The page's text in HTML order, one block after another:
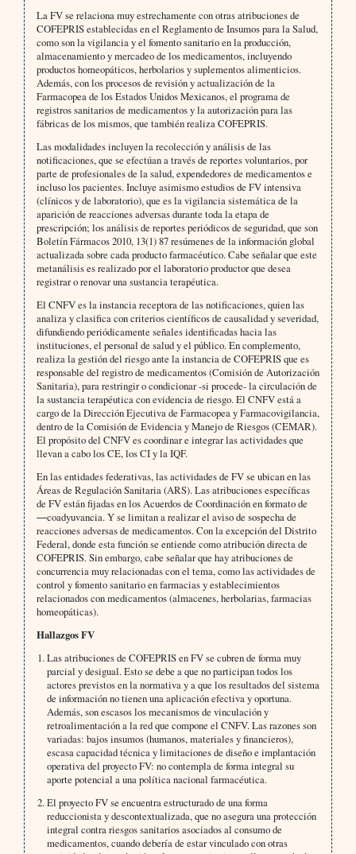
La FV se relaciona muy estrechamente con otras atribuciones de
COFEPRIS establecidas en el Reglamento de Insumos para la Salud,
como son la vigilancia y el fomento sanitario en la producción,
almacenamiento y mercadeo de los medicamentos, incluyendo
productos homeopáticos, herbolarios y suplementos alimenticios.
Además, con los procesos de revisión y actualización de la
Farmacopea de los Estados Unidos Mexicanos, el programa de
registros sanitarios de medicamentos y la autorización para las
fábricas de los mismos, que también realiza COFEPRIS.
Las modalidades incluyen la recolección y análisis de las
notificaciones, que se efectúan a través de reportes voluntarios, por
parte de profesionales de la salud, expendedores de medicamentos e
incluso los pacientes. Incluye asimismo estudios de FV intensiva
(clínicos y de laboratorio), que es la vigilancia sistemática de la
aparición de reacciones adversas durante toda la etapa de
prescripción; los análisis de reportes periódicos de seguridad, que son
Boletín Fármacos 2010, 13(1) 87 resúmenes de la información global
actualizada sobre cada producto farmacéutico. Cabe señalar que este
metanálisis es realizado por el laboratorio productor que desea
registrar o renovar una sustancia terapéutica.
El CNFV es la instancia receptora de las notificaciones, quien las
analiza y clasifica con criterios científicos de causalidad y severidad,
difundiendo periódicamente señales identificadas hacia las
instituciones, el personal de salud y el público. En complemento,
realiza la gestión del riesgo ante la instancia de COFEPRIS que es
responsable del registro de medicamentos (Comisión de Autorización
Sanitaria), para restringir o condicionar -si procede- la circulación de
la sustancia terapéutica con evidencia de riesgo. El CNFV está a
cargo de la Dirección Ejecutiva de Farmacopea y Farmacovigilancia,
dentro de la Comisión de Evidencia y Manejo de Riesgos (CEMAR).
El propósito del CNFV es coordinar e integrar las actividades que
llevan a cabo los CE, los CI y la IQF.
En las entidades federativas, las actividades de FV se ubican en las
Áreas de Regulación Sanitaria (ARS). Las atribuciones específicas
de FV están fijadas en los Acuerdos de Coordinación en formato de
―coadyuvancia. Y se limitan a realizar el aviso de sospecha de
reacciones adversas de medicamentos. Con la excepción del Distrito
Federal, donde esta función se entiende como atribución directa de
COFEPRIS. Sin embargo, cabe señalar que hay atribuciones de
concurrencia muy relacionadas con el tema, como las actividades de
control y fomento sanitario en farmacias y establecimientos
relacionados con medicamentos (almacenes, herbolarias, farmacias
homeopáticas).
Hallazgos FV
Las atribuciones de COFEPRIS en FV se cubren de forma muy
parcial y desigual. Esto se debe a que no participan todos los
actores previstos en la normativa y a que los resultados del sistema
de información no tienen una aplicación efectiva y oportuna.
Además, son escasos los mecanismos de vinculación y
retroalimentación a la red que compone el CNFV. Las razones son
variadas: bajos insumos (humanos, materiales y financieros),
escasa capacidad técnica y limitaciones de diseño e implantación
operativa del proyecto FV: no contempla de forma integral su
aporte potencial a una política nacional farmacéutica.
El proyecto FV se encuentra estructurado de una forma
reduccionista y descontextualizada, que no asegura una protección
integral contra riesgos sanitarios asociados al consumo de
medicamentos, cuando debería de estar vinculado con otras